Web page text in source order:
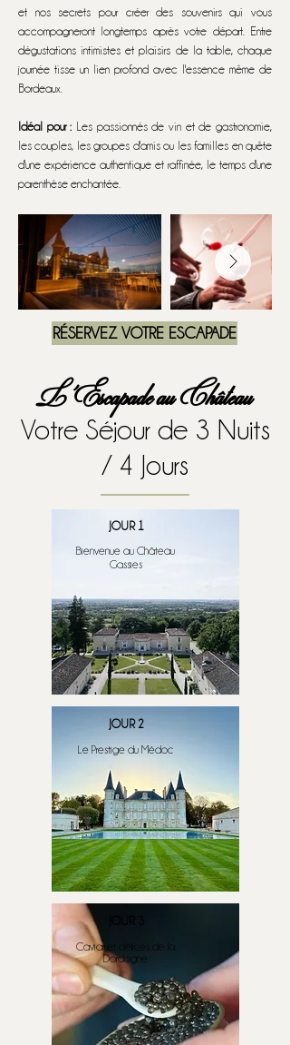
et nos secrets pour créer des souvenirs qui vous
accompagneront longtemps après votre départ. Entre
dégustations intimistes et plaisirs de la table, chaque
journée tisse un lien profond avec l'essence même de
Bordeaux.
Idéal pour : Les passionnés de vin et de gastronomie,
les couples, les groupes d'amis ou les familles en quête
d'une expérience authentique et raffinée, le temps d'une
parenthèse enchantée.
RÉSERVEZ VOTRE ESCAPADE
L'Escapade au Château
Votre Séjour de 3 Nuits
/ 4 Jours
JOUR 1
Bienvenue au Château
Gassies
JOUR 2
Le Prestige du Médoc
JOUR 3
Caviar et délices de la
Dordogne